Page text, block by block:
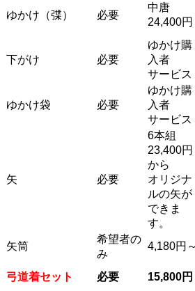
ゆかけ（弽） 必要
中唐
24,400円
下がけ 必要
ゆかけ購
入者
サービス
ゆかけ袋 必要
ゆかけ購
入者
サービス
矢 必要
6本組
23,400円
から
オリジナ
ルの矢が
できま
す。
矢筒
希望者の
み
4,180円～
弓道着セット
必要 15,800円